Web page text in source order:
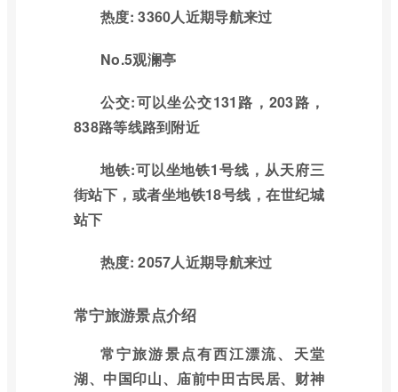
热度: 3360人近期导航来过
No.5观澜亭
公交:可以坐公交131路，203路，
838路等线路到附近
地铁:可以坐地铁1号线，从天府三
街站下，或者坐地铁18号线，在世纪城
站下
热度: 2057人近期导航来过
常宁旅游景点介绍
常宁旅游景点有西江漂流、天堂
湖、中国印山、庙前中田古民居、财神